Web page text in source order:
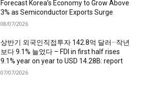
Forecast Korea’s Economy to Grow Above
3% as Semiconductor Exports Surge
08/07/2026
상반기 외국인직접투자 142.8억 달러···작년
보다 9.1% 늘었다 – FDI in first half rises
9.1% year on year to USD 14.28B: report
07/07/2026